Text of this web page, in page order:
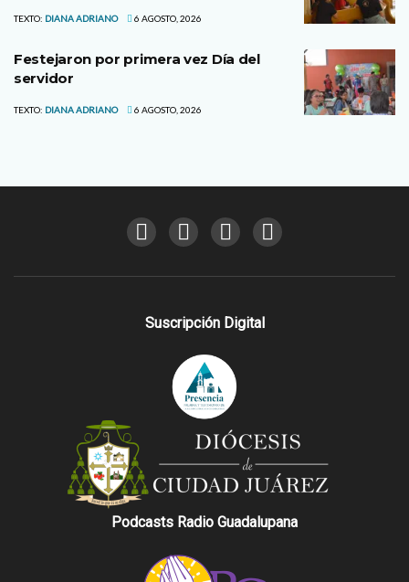
TEXTO: DIANA ADRIANO 6 AGOSTO, 2026
Festejaron por primera vez Día del
servidor
TEXTO: DIANA ADRIANO 6 AGOSTO, 2026
Suscripción Digital
Podcasts Radio Guadalupana